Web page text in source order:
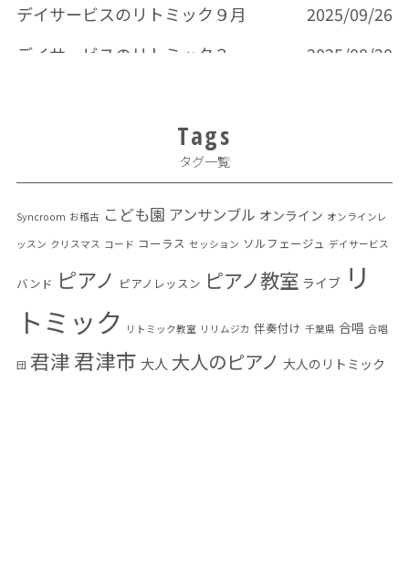
デイサービスのリトミック９月
2025/09/26
2025/08/20
Tags
タグ一覧
Syncroom お稽古 こども園 アンサンブル オンライン オンラインレ
ッスン クリスマス コード コーラス セッション ソルフェージュ デイサービス
バンド ピアノ ピアノレッスン ピアノ教室 ライブ リ
トミック リトミック教室 リリムジカ 伴奏付け 千葉県 合唱 合唱
団 君津君津市 大人 大人のピアノ 大人のリトミック